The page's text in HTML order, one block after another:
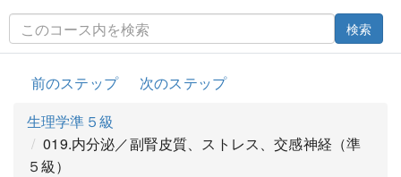
検索
前のステップ
次のステップ
生理学準５級
019.内分泌／副腎皮質、ストレス、交感神経（準
５級）